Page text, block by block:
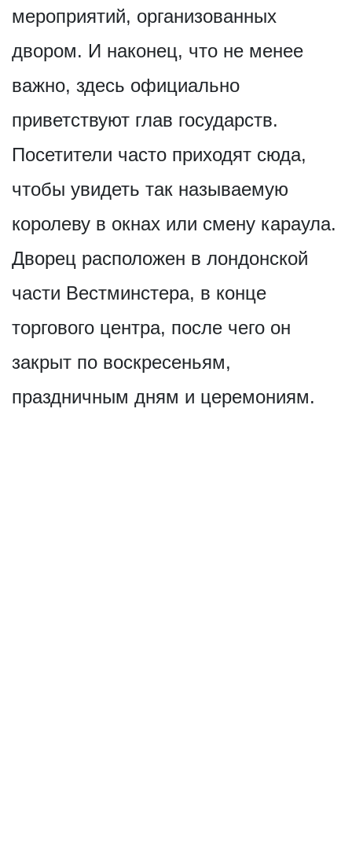
мероприятий, организованных
двором. И наконец, что не менее
важно, здесь официально
приветствуют глав государств.
Посетители часто приходят сюда,
чтобы увидеть так называемую
королеву в окнах или смену караула.
Дворец расположен в лондонской
части Вестминстера, в конце
торгового центра, после чего он
закрыт по воскресеньям,
праздничным дням и церемониям.